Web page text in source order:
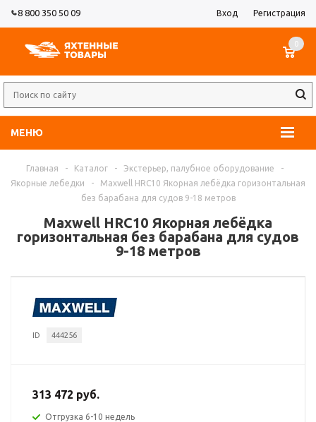
8 800 350 50 09 Вход Регистрация
МЕНЮ
0
Главная - Каталог - Экстерьер, палубное оборудование
-
Якорные лебедки
-
Maxwell HRC10 Якорная лебёдка горизонтальная
без барабана для судов 9-18 метров
Maxwell HRC10 Якорная лебёдка
горизонтальная без барабана для судов
9-18 метров
ID 444256
313 472 руб.
Отгрузка 6-10 недель